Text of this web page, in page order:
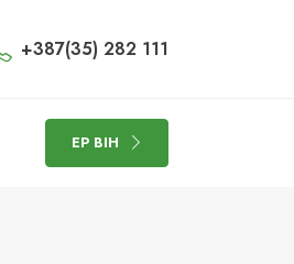
+387(35) 282 111
EP BIH